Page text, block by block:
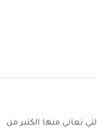
تعاني منها الكثير من